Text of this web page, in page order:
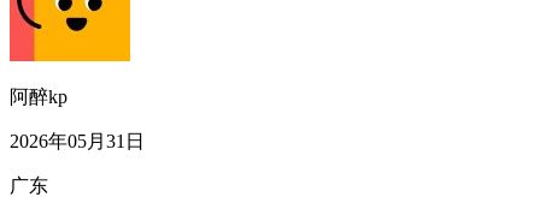
阿醉kp
2026年05月31日
广东